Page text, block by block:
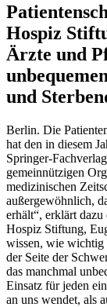
Hospiz
Ärzte und
und
Berlin. Die
hat den in diesem
Springer-
gemeinnützigen
medizinischen
außergewöhnlich,
erhält“, erklärt dazu
Hospiz Stiftung,
wissen, wie wichtig
der Seite der
das manchmal
Einsatz für jeden
an uns wendet, als